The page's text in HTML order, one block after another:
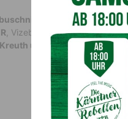
begrüßte zahlreiche
, VizebürgermeisterMichael
und Bleiberg sowie